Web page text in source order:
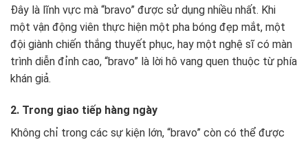
Đây là lĩnh vực mà “bravo” được sử dụng nhiều nhất. Khi
một vận động viên thực hiện một pha bóng đẹp mắt, một
đội giành chiến thắng thuyết phục, hay một nghệ sĩ có màn
trình diễn đỉnh cao, “bravo” là lời hô vang quen thuộc từ phía
khán giả.
2. Trong giao tiếp hàng ngày
Không chỉ trong các sự kiện lớn, “bravo” còn có thể được